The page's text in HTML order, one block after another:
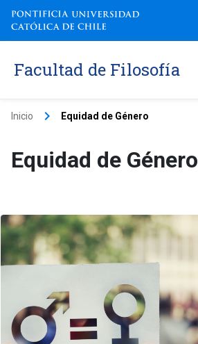
Facultad de Filosofía
Inicio keyboard_arrow_right Equidad de Género
Equidad de Género